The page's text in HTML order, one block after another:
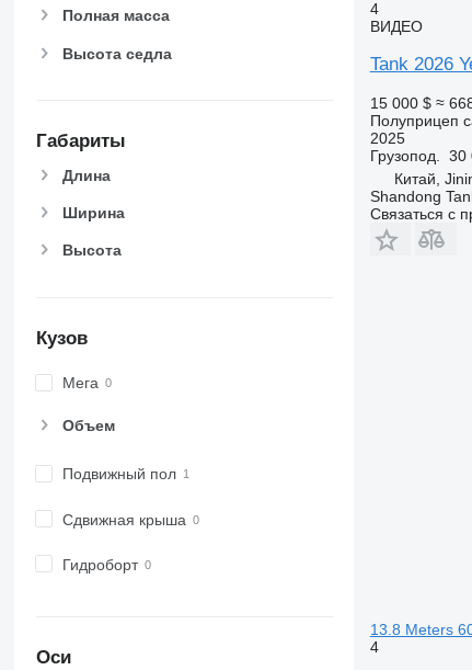
Полная масса
Высота седла
Габариты
Длина
Ширина
Высота
Кузов
Мега
Объем
Подвижный пол
Сдвижная крыша
Гидроборт
Оси
4
ВИДЕО
Tank 2026
15 000 $ ≈
Полуприцеп
2025
Грузопод.
30
Китай,
Shandong
Связаться с
13.8 Meters
4